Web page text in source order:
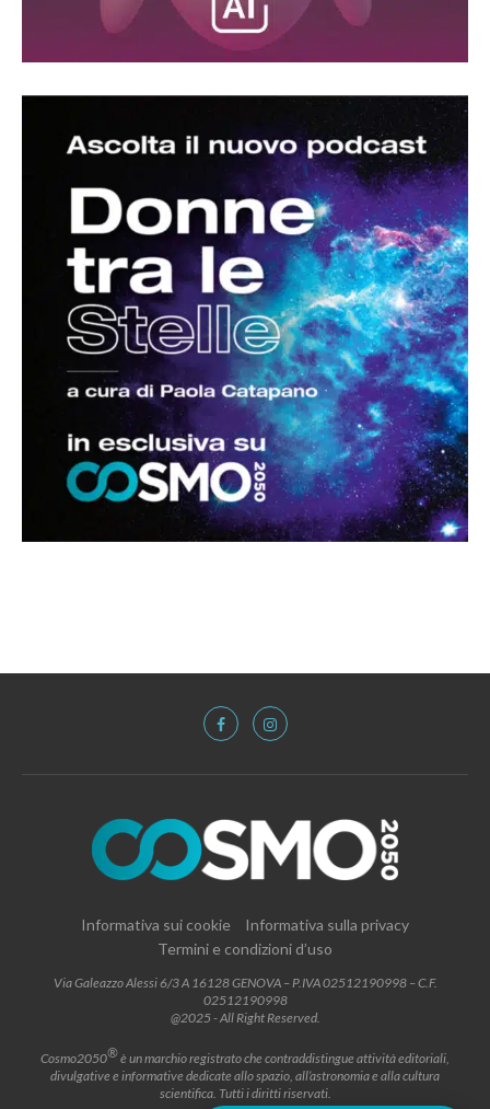
Informativa sui cookie
Informativa sulla privacy
Termini e condizioni d’uso
Via Galeazzo Alessi 6/3 A 16128 GENOVA – P.IVA 02512190998 – C.F.
02512190998
@2025 - All Right Reserved.
Cosmo2050®è un marchio registrato che contraddistingue attività editoriali,
divulgative e informative dedicate allo spazio, all’astronomia e alla cultura
scientifica. Tutti i diritti riservati.